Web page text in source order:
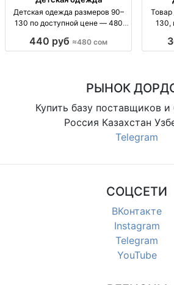
Детская одежда размеров 90–
130 по доступной цене — 480
480 сом
440 руб ≈480 сом
Товар
130,
РЫНОК
Купить базу поставщиков и
Россия Казахстан
Telegram
СОЦСЕТИ
ВКонтакте
Instagram
Telegram
YouTube